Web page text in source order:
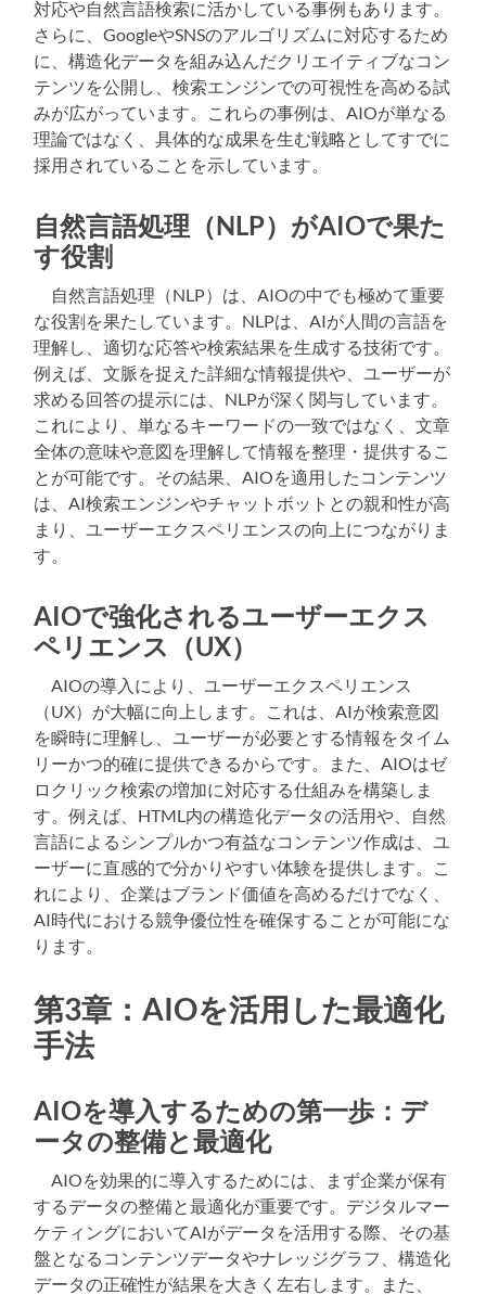
対応や自然言語検索に活かしている事例もあります。
さらに、GoogleやSNSのアルゴリズムに対応するため
に、構造化データを組み込んだクリエイティブなコン
テンツを公開し、検索エンジンでの可視性を高める試
みが広がっています。これらの事例は、AIOが単なる
理論ではなく、具体的な成果を生む戦略としてすでに
採用されていることを示しています。
自然言語処理（NLP）がAIOで果た
す役割
自然言語処理（NLP）は、AIOの中でも極めて重要
な役割を果たしています。NLPは、AIが人間の言語を
理解し、適切な応答や検索結果を生成する技術です。
例えば、文脈を捉えた詳細な情報提供や、ユーザーが
求める回答の提示には、NLPが深く関与しています。
これにより、単なるキーワードの一致ではなく、文章
全体の意味や意図を理解して情報を整理・提供するこ
とが可能です。その結果、AIOを適用したコンテンツ
は、AI検索エンジンやチャットボットとの親和性が高
まり、ユーザーエクスペリエンスの向上につながりま
す。
AIOで強化されるユーザーエクス
ペリエンス（UX）
AIOの導入により、ユーザーエクスペリエンス
（UX）が大幅に向上します。これは、AIが検索意図
を瞬時に理解し、ユーザーが必要とする情報をタイム
リーかつ的確に提供できるからです。また、AIOはゼ
ロクリック検索の増加に対応する仕組みを構築しま
す。例えば、HTML内の構造化データの活用や、自然
言語によるシンプルかつ有益なコンテンツ作成は、ユ
ーザーに直感的で分かりやすい体験を提供します。こ
れにより、企業はブランド価値を高めるだけでなく、
AI時代における競争優位性を確保することが可能にな
ります。
第3章：AIOを活用した最適化
手法
AIOを導入するための第一歩：デ
ータの整備と最適化
AIOを効果的に導入するためには、まず企業が保有
するデータの整備と最適化が重要です。デジタルマー
ケティングにおいてAIがデータを活用する際、その基
盤となるコンテンツデータやナレッジグラフ、構造化
データの正確性が結果を大きく左右します。また、